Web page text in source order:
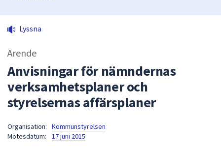
sökfältet
kommer
sökförslag
att
Lyssna
Ärende
Anvisningar för nämndernas
verksamhetsplaner och
styrelsernas affärsplaner
Organisation:
Kommunstyrelsen
Mötesdatum:
17 juni 2015